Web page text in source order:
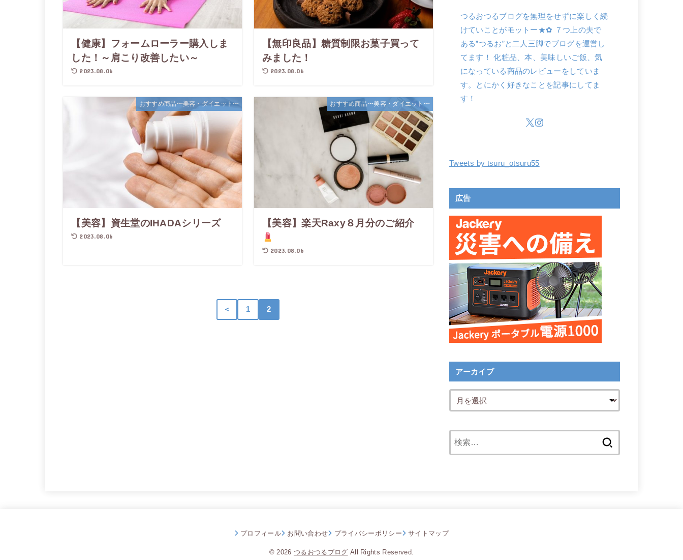
【健康】フォームローラー購入しま
した！～肩こり改善したい～
2023.08.06
【無印良品】糖質制限お菓子買って
みました！
2023.08.06
おすすめ商品〜美容・ダイエット〜
【美容】資生堂のIHADAシリーズ
2023.08.06
おすすめ商品〜美容・ダイエット〜
【美容】楽天Raxy８月分のご紹介
2023.08.06
＜ 1 2
つるおつるブログを無理をせずに楽しく続
けていことがモットー★✿ ７つ上の夫で
ある”つるお”と二人三脚でブログを運営し
てます！ 化粧品、本、美味しいご飯、気
になっている商品のレビューをしていま
す。とにかく好きなことを記事にしてま
す！
Tweets by tsuru_otsuru55
広告
アーカイブ
プロフィール お問い合わせ プライバシーポリシー サイトマップ
© 2026 つるおつるブログ All Rights Reserved.